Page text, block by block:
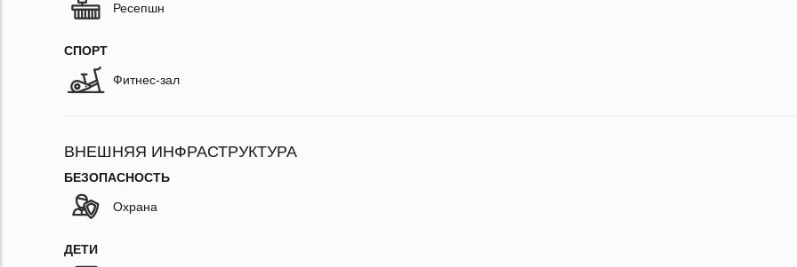
Ресепшн
СПОРТ
Фитнес-зал
ВНЕШНЯЯ ИНФРАСТРУКТУРА
БЕЗОПАСНОСТЬ
Охрана
ДЕТИ